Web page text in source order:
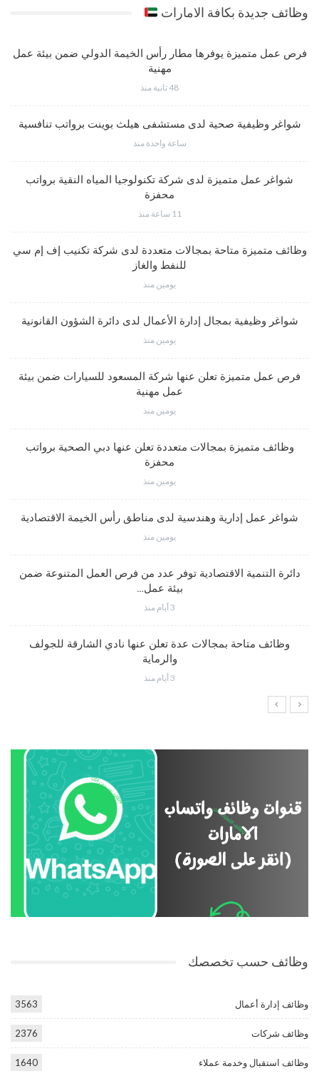
وظائف جديدة بكافة الامارات
فرص عمل متميزة يوفرها مطار رأس الخيمة الدولي ضمن بيئة عمل
مهنية
48 ثانية منذ
شواغر وظيفية صحية لدى مستشفى هيلث بوينت برواتب تنافسية
ساعة واحدة منذ
شواغر عمل متميزة لدى شركة تكنولوجيا المياه النقية برواتب
محفزة
11 ساعة منذ
وظائف متميزة متاحة بمجالات متعددة لدى شركة تكنيب إف إم سي
للنفط والغاز
يومين منذ
شواغر وظيفية بمجال إدارة الأعمال لدى دائرة الشؤون القانونية
يومين منذ
فرص عمل متميزة تعلن عنها شركة المسعود للسيارات ضمن بيئة
عمل مهنية
يومين منذ
وظائف متميزة بمجالات متعددة تعلن عنها دبي الصحية برواتب
محفزة
يومين منذ
شواغر عمل إدارية وهندسية لدى مناطق رأس الخيمة الاقتصادية
يومين منذ
دائرة التنمية الاقتصادية توفر عدد من فرص العمل المتنوعة ضمن
بيئة عمل…
3 أيام منذ
وظائف متاحة بمجالات عدة تعلن عنها نادي الشارقة للجولف
والرماية
3 أيام منذ
وظائف حسب تخصصك
وظائف إدارة أعمال 3563
وظائف شركات 2376
وظائف استقبال وخدمة عملاء 1640